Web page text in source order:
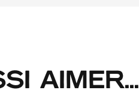
AIMER...